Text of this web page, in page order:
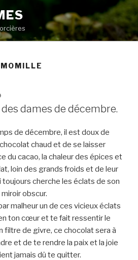
dames de décembre.
de décembre, il est doux de
chaud et de se laisser
du cacao, la chaleur des épices et
loin des grands froids et de leur
toujours cherche les éclats de son
miroir obscur.
malheur un de ces vicieux éclats
ton cœur et te fait ressentir le
filtre de givre, ce chocolat sera à
et de te rendre la paix et la joie
jamais dû te quitter.